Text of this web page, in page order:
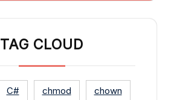
TAG CLOUD
C# chmod chown